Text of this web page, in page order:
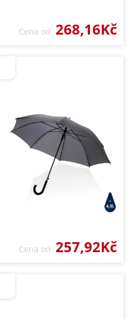
Cena od 268,16Kč
Cena od 257,92Kč